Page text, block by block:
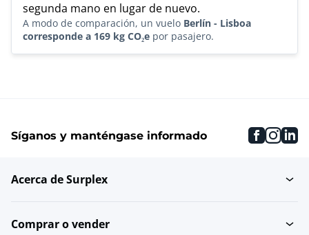
segunda mano en lugar de nuevo.
A modo de comparación, un vuelo Berlín - Lisboa
corresponde a 169 kg CO₂e por pasajero.
Síganos y manténgase informado
Acerca de Surplex
Comprar o vender